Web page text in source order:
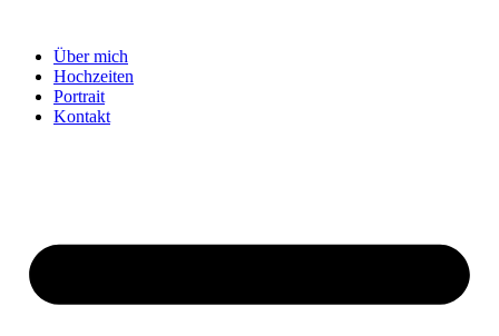
wechselnÜber mich
Hochzeiten
Portrait
Kontakt